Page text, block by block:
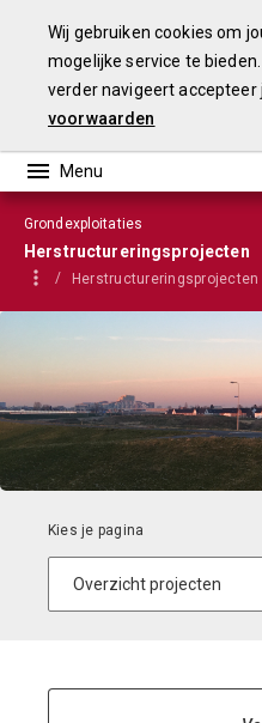
Wij gebruiken cookies om
mogelijke service te
verder navigeert accepteer
voorwaarden
Grondexploitaties
Herstructureringsprojecten
Herstructureringsprojecten